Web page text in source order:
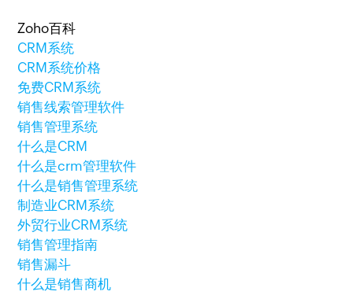
Zoho百科
CRM系统
CRM系统价格
免费CRM系统
销售线索管理软件
销售管理系统
什么是CRM
什么是crm管理软件
什么是销售管理系统
制造业CRM系统
外贸行业CRM系统
销售管理指南
销售漏斗
什么是销售商机